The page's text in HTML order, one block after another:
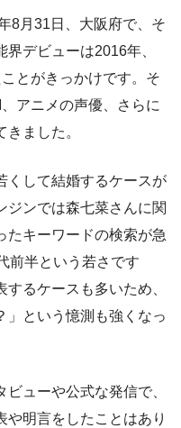
8月31日、大阪府で、そ
デビューは2016年、
とがきっかけです。そ
アニメの声優、さらに
ました。
くして結婚するケースが
ジンでは森七菜さんに関
たキーワードの検索が急
前半という若さです
るケースも多いため、
」という憶測も強くなっ
ューや公式な発信で、
や明言をしたことはあり